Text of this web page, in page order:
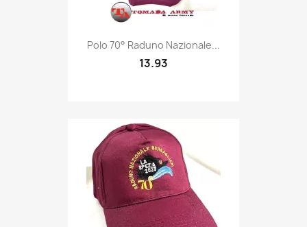
Quick view
Polo 70° Raduno Nazionale...
13.93